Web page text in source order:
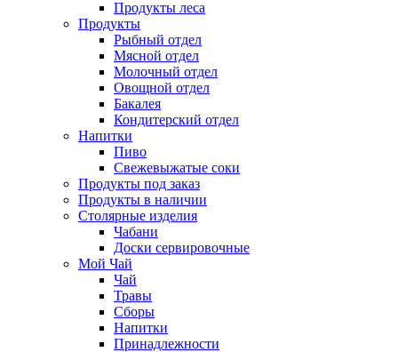
Продукты леса
Продукты
Рыбный отдел
Мясной отдел
Молочный отдел
Овощной отдел
Бакалея
Кондитерский отдел
Напитки
Пиво
Cвежевыжатые соки
Продукты под заказ
Продукты в наличии
Столярные изделия
Чабани
Доски сервировочные
Мой Чай
Чай
Травы
Сборы
Напитки
Принадлежности